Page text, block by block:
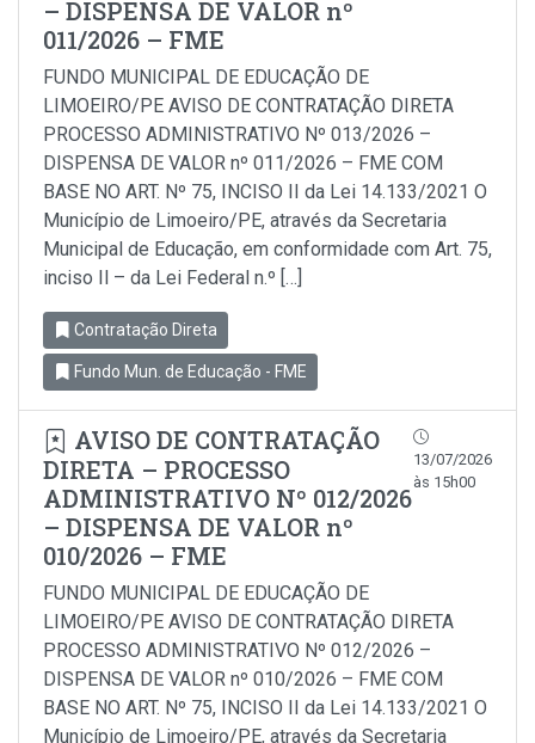
– DISPENSA DE VALOR nº
011/2026 – FME
FUNDO MUNICIPAL DE EDUCAÇÃO DE
LIMOEIRO/PE AVISO DE CONTRATAÇÃO DIRETA
PROCESSO ADMINISTRATIVO Nº 013/2026 –
DISPENSA DE VALOR nº 011/2026 – FME COM
BASE NO ART. Nº 75, INCISO II da Lei 14.133/2021 O
Município de Limoeiro/PE, através da Secretaria
Municipal de Educação, em conformidade com Art. 75,
inciso Il – da Lei Federal n.º […]
Contratação Direta
Fundo Mun. de Educação - FME
AVISO DE CONTRATAÇÃO
DIRETA – PROCESSO
ADMINISTRATIVO Nº 012/2026
– DISPENSA DE VALOR nº
010/2026 – FME
13/07/2026
às 15h00
FUNDO MUNICIPAL DE EDUCAÇÃO DE
LIMOEIRO/PE AVISO DE CONTRATAÇÃO DIRETA
PROCESSO ADMINISTRATIVO Nº 012/2026 –
DISPENSA DE VALOR nº 010/2026 – FME COM
BASE NO ART. Nº 75, INCISO II da Lei 14.133/2021 O
Município de Limoeiro/PE, através da Secretaria